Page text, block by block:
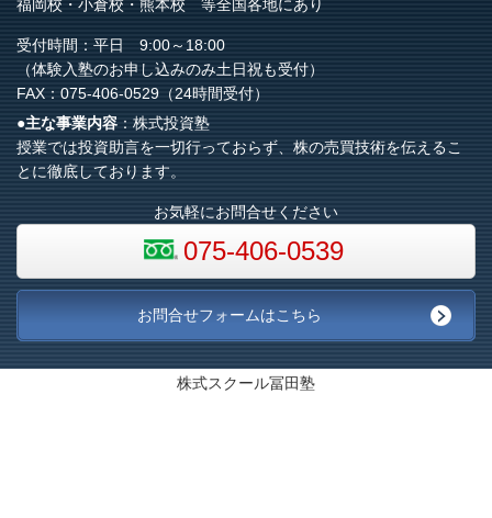
福岡校・小倉校・熊本校 等全国各地にあり
受付時間：平日 9:00～18:00
（体験入塾のお申し込みのみ土日祝も受付）
FAX：075-406-0529（24時間受付）
●主な事業内容 ：株式投資塾
授業では投資助言を一切行っておらず、株の売買技術を伝えるこ
とに徹底しております。
お気軽にお問合せください
075-406-0539
お問合せフォームはこちら
株式スクール冨田塾